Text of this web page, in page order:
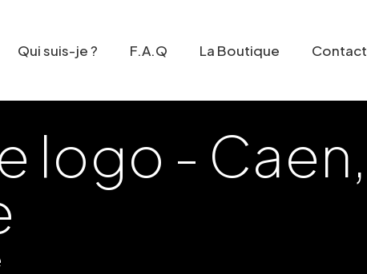
Qui suis-je ? F.A.Q La Boutique Contact
logo - Caen,